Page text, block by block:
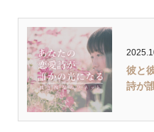
彼と
詩が